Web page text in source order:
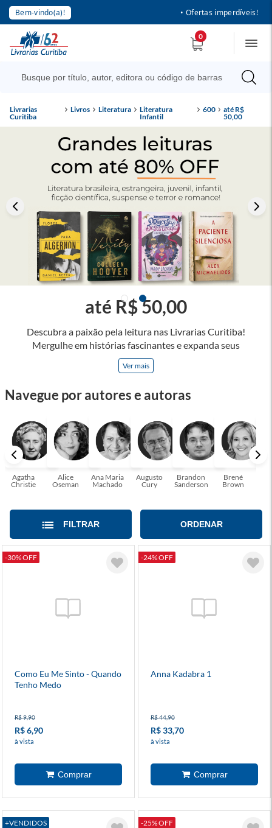
Bem-vindo(a)! • Ofertas imperdíveis!
0
Livrarias
Curitiba
Livros Literatura
Literatura
Infantil
600
até R$
50,00
Descubra a paixão pela leitura nas Livrarias Curitiba!
Mergulhe em histórias fascinantes e expanda seus
horizontes, onde cada página é uma porta para novos
universos e perspectivas. Ler nos permite viajar sem sair do
e tenha a oportunidade de alcançar o seu crescimento
passe um tempo no mundo da imaginação! A leitura
transforma vidas e estamos aqui para ajudar a transformar a
sua! Tenha certeza, temos o livro perfeito para você!
Ver mais
até R$ 50,00
Navegue por autores e autoras
Agatha
Christie
Alice
Oseman
Ana Maria
Machado
Augusto
Cury
Brandon
Sanderson
Brené
Brown
FILTRAR ORDENAR
-30% OFF
Como Eu Me Sinto - Quando
Tenho Medo
R$ 9,90
R$ 6,90
à vista
-24% OFF
Anna Kadabra 1
R$ 44,90
R$ 33,70
à vista
+VENDIDOS
-25% OFF